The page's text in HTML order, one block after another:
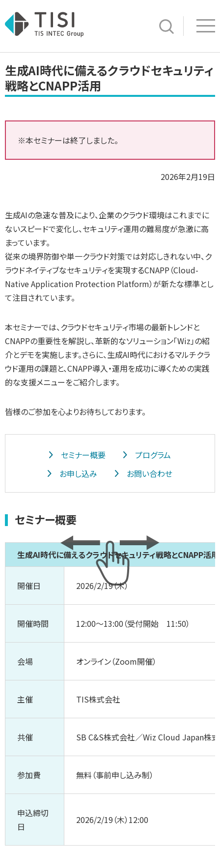
サイト内検索
生成AI時代に備えるクラウドセキュリティ
戦略とCNAPP活用
※本セミナーは終了しました。
2026年2月19日
生成AIの急速な普及により、企業のクラウド環境はこれまでに
ないスピードで変化し、セキュリティ運用の難易度が急激に高
まっています。
従来の境界防御や単一クラウド対策では対応しきれない中、ク
ラウドネイティブなセキュリティを実現するCNAPP（Cloud-
Native Application Protection Platform）が新たな標準とし
て注目されています。
本セミナーでは、クラウドセキュリティ市場の最新トレンドと
CNAPPの重要性を解説し、革新的なソリューション「Wiz」の紹
介とデモを実施します。さらに、生成AI時代におけるマルチクラ
ウド運用の課題と、CNAPP導入・運用を成功に導くための実践
的な支援メニューをご紹介します。
皆様のご参加を心よりお待ちしております。
セミナー概要
プログラム
お申し込み
お問い合わせ
セミナー概要
生成AI時代に備えるクラウドセキュリティ戦略とCNAPP活用
開催日 2026/2/19（木）
開催時間 12:00～13:00（受付開始 11:50）
会場 オンライン（Zoom開催）
主催 TIS株式会社
共催 SB C&S株式会社／Wiz Cloud Japan株
参加費 無料（事前申し込み制）
申込締切
日
2026/2/19（木）12:00